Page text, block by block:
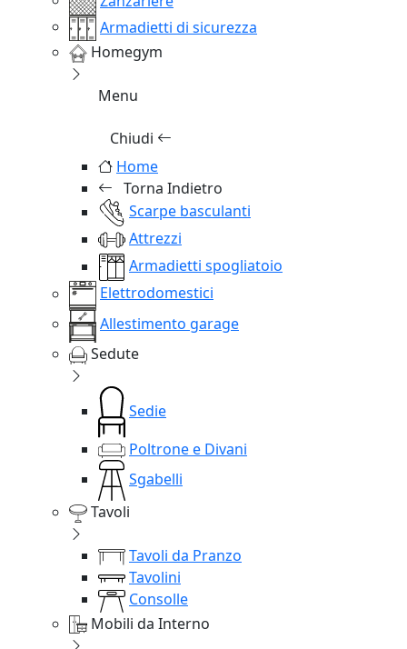
Armadietti di sicurezza
Homegym
Menu
Chiudi
Home
Torna Indietro
Scarpe basculanti
Attrezzi
Armadietti spogliatoio
Elettrodomestici
Allestimento garage
Sedute
Sedie
Poltrone e Divani
Sgabelli
Tavoli
Tavoli da Pranzo
Tavolini
Consolle
Mobili da Interno